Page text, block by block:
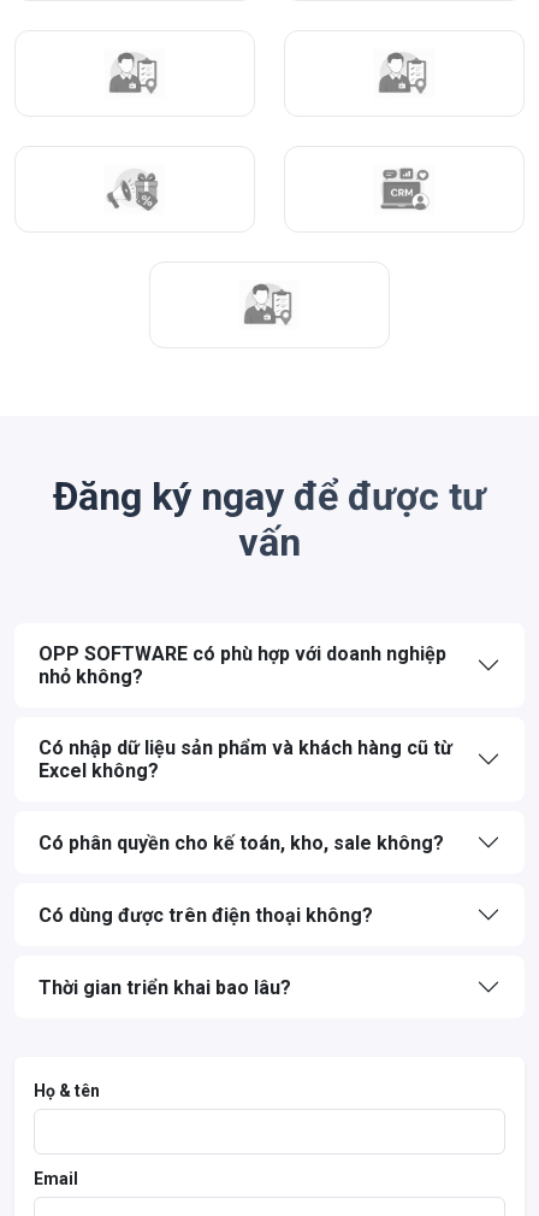
Đăng ký ngay để được tư
vấn
OPP SOFTWARE có phù hợp với doanh nghiệp
nhỏ không?
Có nhập dữ liệu sản phẩm và khách hàng cũ từ
Excel không?
Có phân quyền cho kế toán, kho, sale không?
Có dùng được trên điện thoại không?
Thời gian triển khai bao lâu?
Họ & tên
Email